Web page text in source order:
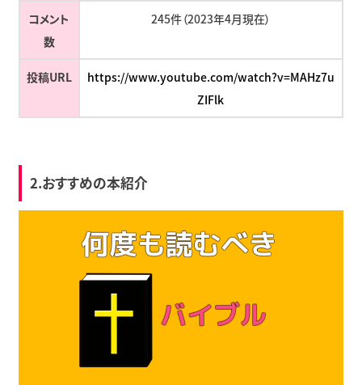
コメント
数
245件（2023年4月現在）
投稿URL
https://www.youtube.com/watch?v=MAHz7u
ZIFlk
2.おすすめの本紹介